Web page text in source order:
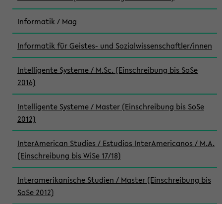
Informatik / Mag
Informatik für Geistes- und Sozialwissenschaftler/innen
Intelligente Systeme / M.Sc. (Einschreibung bis SoSe
2016)
Intelligente Systeme / Master (Einschreibung bis SoSe
2012)
InterAmerican Studies / Estudios InterAmericanos / M.A.
(Einschreibung bis WiSe 17/18)
Interamerikanische Studien / Master (Einschreibung bis
SoSe 2012)